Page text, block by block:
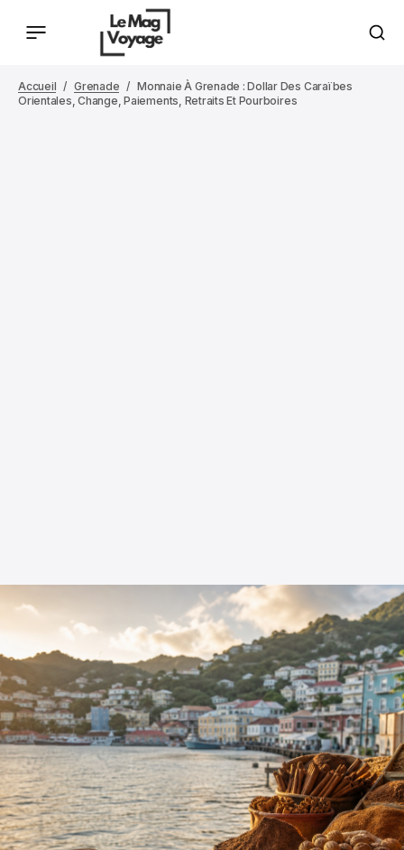
Accueil Grenade
Monnaie À Grenade : Dollar Des Caraïbes
Orientales, Change, Paiements, Retraits Et Pourboires